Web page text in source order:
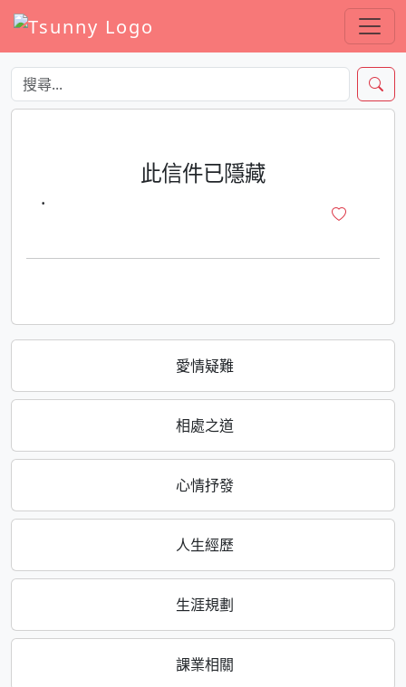
愛情疑難
相處之道
心情抒發
人生經歷
生涯規劃
課業相關
此信件已隱藏
·